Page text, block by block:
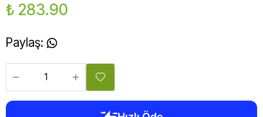
₺ 283.90
Paylaş: